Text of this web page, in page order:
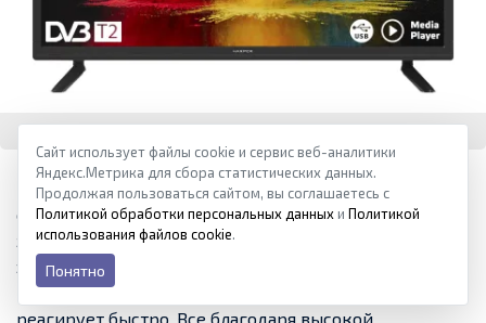
Бюджетный, но при этом надежный телевизор с
повышенной контрастностью. Эта модель полностью
отрабатывает свою стоимость. Для данной диагонали
здесь оптимальное разрешение. Круговая подсветка
экрана, что исключает появление засветов.
Воспроизводит картинку плавно, на команды
реагирует быстро. Все благодаря высокой
Сайт использует файлы cookie и сервис веб-аналитики
Яндекс.Метрика для сбора статистических данных.
Продолжая пользоваться сайтом, вы соглашаетесь с
Политикой обработки персональных данных и Политикой
использования файлов cookie.
Понятно